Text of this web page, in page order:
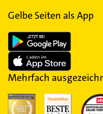
Gelbe Seiten als App
Mehrfach